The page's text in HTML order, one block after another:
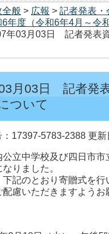
全般 > 広報 > 記者発表・
年度（令和6年4月～令
年03月03日 記者発表
月03日 記者発
ついて
：17397-5783-2388 更新
立中学校及び四日市市
りました。
記のとおり寄贈式を行
慮いただきますようお